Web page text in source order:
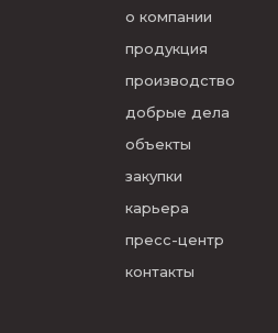
о компании
продукция
производство
добрые дела
объекты
закупки
карьера
пресс-центр
контакты